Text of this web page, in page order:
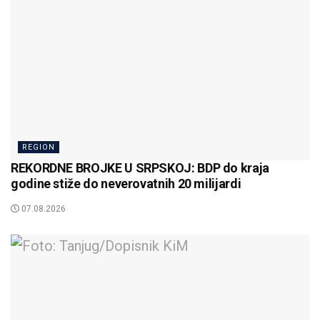
REGION
REKORDNE BROJKE U SRPSKOJ: BDP do kraja
godine stiže do neverovatnih 20 milijardi
07.08.2026